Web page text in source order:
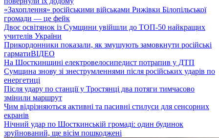
«Захоплення» російськими військами Рижівки Білопільської
громади — це фейк
Двоє освітянок із Сумщини увійшли до ТОП-50 найкращих
учителів України
Прикордонники показали, як змушують замовкнути російські
гарматиВІДЕО
На Шосткинщині електровелосипедист потрапив у ДТП
Сумщина знову зі знеструмленнями після російських ударів по
енергетиці
Після удару по станції у Тростянці два потяги тимчасово
змінили маршрут
Чим відрізняються активні та пасивні стилуси для сенсорних
екранів
Нічний удар по Шосткинській громаді: один будинок
зруйнований, ще вісім пошкоджені